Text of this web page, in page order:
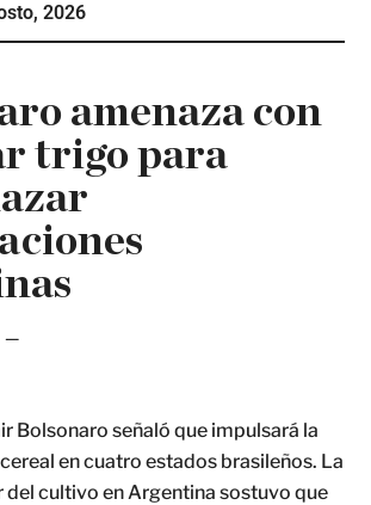
2026
amenaza con
trigo para
Bolsonaro señaló que impulsará la
en cuatro estados brasileños. La
del cultivo en Argentina sostuvo que